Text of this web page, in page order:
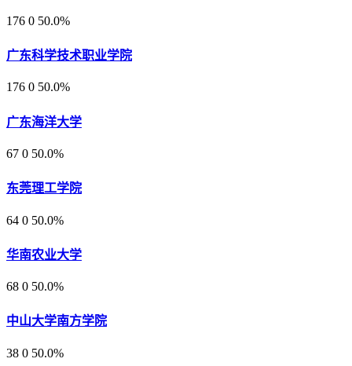
176 0 50.0%
广东科学技术职业学院
176 0 50.0%
广东海洋大学
67 0 50.0%
东莞理工学院
64 0 50.0%
华南农业大学
68 0 50.0%
中山大学南方学院
38 0 50.0%